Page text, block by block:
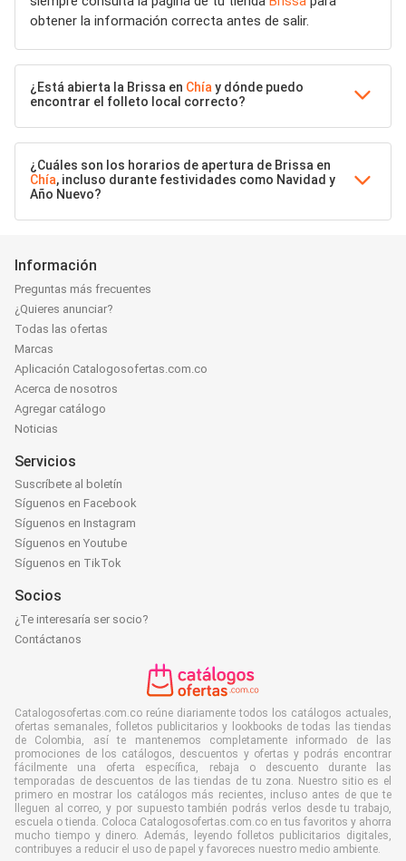
obtener la información correcta antes de salir.
¿Está abierta la Brissa en Chía y dónde puedo
encontrar el folleto local correcto?
¿Cuáles son los horarios de apertura de Brissa en
Chía, incluso durante festividades como Navidad y
Año Nuevo?
Información
Preguntas más frecuentes
¿Quieres anunciar?
Todas las ofertas
Marcas
Aplicación Catalogosofertas.com.co
Acerca de nosotros
Agregar catálogo
Noticias
Servicios
Suscríbete al boletín
Síguenos en Facebook
Síguenos en Instagram
Síguenos en Youtube
Síguenos en TikTok
Socios
¿Te interesaría ser socio?
Contáctanos
Catalogosofertas.com.co reúne diariamente todos los catálogos actuales,
ofertas semanales, folletos publicitarios y lookbooks de todas las tiendas
de Colombia, así te mantenemos completamente informado de las
promociones de los catálogos, descuentos y ofertas y podrás encontrar
fácilmente una oferta específica, rebaja o descuento durante las
temporadas de descuentos de las tiendas de tu zona. Nuestro sitio es el
primero en mostrar los catálogos más recientes, incluso antes de que te
lleguen al correo, y por supuesto también podrás verlos desde tu trabajo,
escuela o tienda. Coloca Catalogosofertas.com.co en tus favoritos y ahorra
mucho tiempo y dinero. Además, leyendo folletos publicitarios digitales,
contribuyes a reducir el uso de papel y favoreces nuestro medio ambiente.